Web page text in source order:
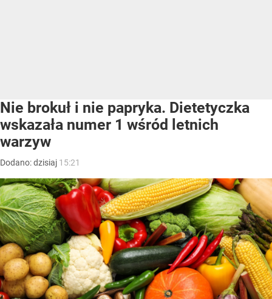
Nie brokuł i nie papryka. Dietetyczka
wskazała numer 1 wśród letnich
warzyw
Dodano:dzisiaj 15:21